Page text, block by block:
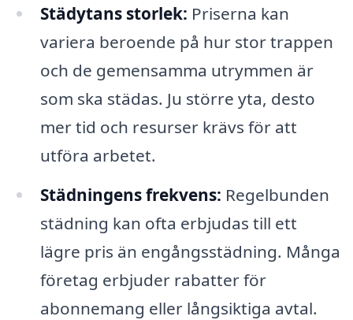
Städytans storlek: Priserna kan
variera beroende på hur stor trappen
och de gemensamma utrymmen är
som ska städas. Ju större yta, desto
mer tid och resurser krävs för att
utföra arbetet.
Städningens frekvens: Regelbunden
städning kan ofta erbjudas till ett
lägre pris än engångsstädning. Många
företag erbjuder rabatter för
abonnemang eller långsiktiga avtal.